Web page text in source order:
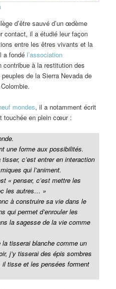
d’être sauvé d’un œdème
contact, il a étudié leur façon
entre les êtres vivants et la
a fondé l’association
contribue à la restitution des
de la Sierra Nevada de
mondes, il a notamment écrit
touchée en plein cœur :
une forme aux possibilités.
c’est entrer en interaction
qui l’animent.
« penser, c’est mettre les
les autres… »
à construire sa vie dans le
qui permet d’enrouler les
la sagesse de la vie comme
tisserai blanche comme un
j’y tisserai des épis sombres
tisse et les pensées forment